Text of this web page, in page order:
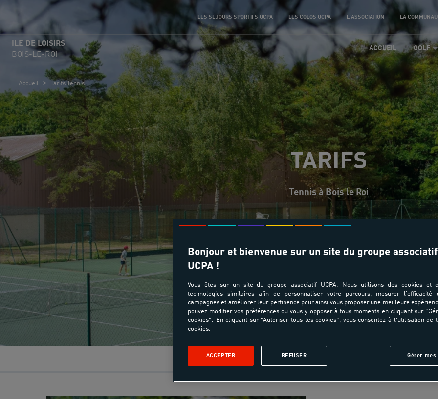
LES SÉJOURS SPORTIFS UCPA LES COLOS UCPA L'ASSOCIATION LA
ILE DE LOISIRS
BOIS-LE-ROI
ACCUEIL GOLF
Accueil > Tarifs Tennis
TARIFS
Tennis à Bois le Roi
Réservation de terrains Cours à la demande Cours à
Bonjour et bienvenue sur un site du groupe associatif
UCPA !
Vous êtes sur un site du groupe associatif UCPA. Nous utilisons des cookies et
technologies similaires afin de personnaliser votre parcours, mesurer l'efficacité
campagnes et améliorer leur pertinence pour ainsi vous proposer une meilleure
pouvez modifier vos préférences ou vous y opposer à tous moments en cliquant sur
cookies". En cliquant sur "Autoriser tous les cookies", vous consentez à l'utilisation de
cookies.
REFUSER
ACCEPTER Gérer mes